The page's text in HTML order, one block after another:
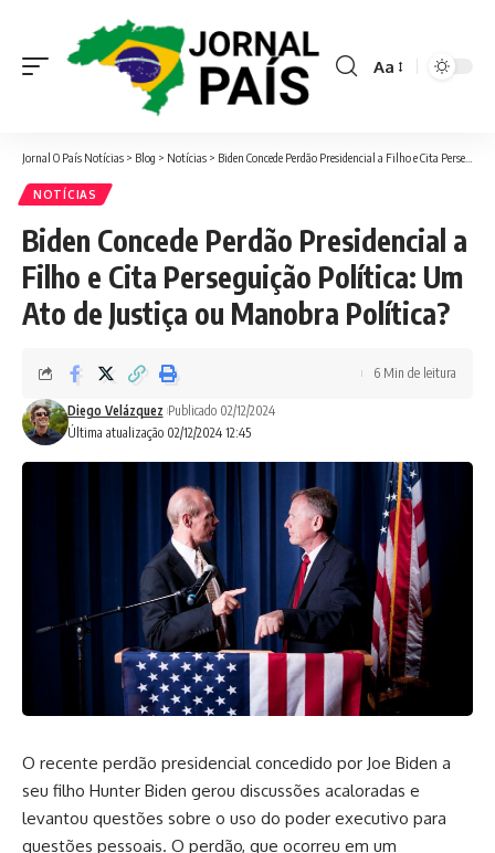
Font
Aa
Jornal O País Notícias > Blog > Notícias > Biden Concede Perdão Presidencial a Filho e Cita Perseguição Política: Um Ato de Justiça ou Manobra Política?
NOTÍCIAS
Biden Concede Perdão Presidencial a
Filho e Cita Perseguição Política: Um
Ato de Justiça ou Manobra Política?
Última atualização 02/12/2024 12:45
Diego Velázquez Publicado 02/12/2024
6 Min de leitura
O recente perdão presidencial concedido por Joe Biden a
seu filho Hunter Biden gerou discussões acaloradas e
levantou questões sobre o uso do poder executivo para
questões pessoais. O perdão, que ocorreu em um